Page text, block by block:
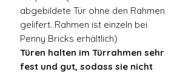
abgebildete Tür ohne den Rahmen
gelifert. Rahmen ist einzeln bei
Penny Bricks erhältlich)
Türen halten im Türrahmen sehr
fest und gut, sodass sie nicht